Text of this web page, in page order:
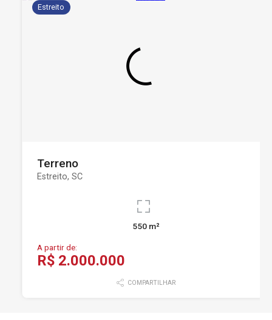
Estreito
Terreno
Estreito, SC
550 m²
A partir de:
R$ 2.000.000
COMPARTILHAR